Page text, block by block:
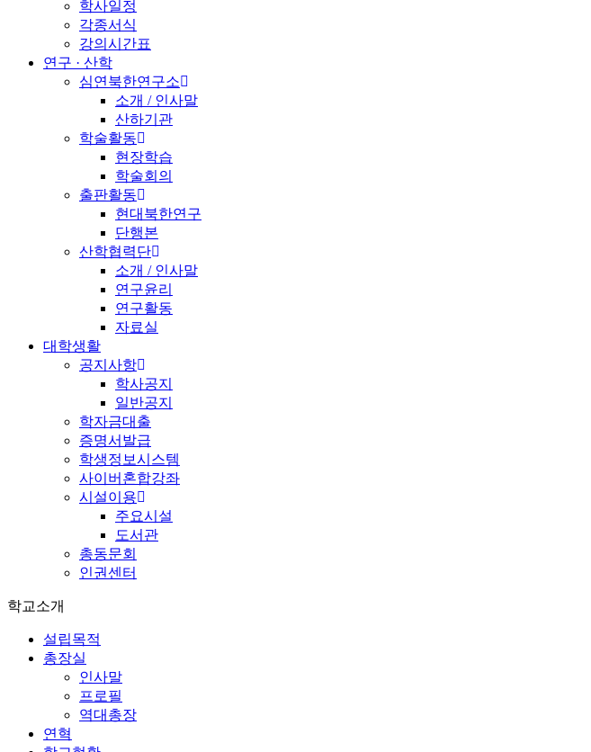
학사일정
각종서식
강의시간표
연구 · 산학
심연북한연구소
소개 / 인사말
산하기관
학술활동
현장학습
학술회의
출판활동
현대북한연구
단행본
산학협력단
소개 / 인사말
연구윤리
연구활동
자료실
대학생활
공지사항
학사공지
일반공지
학자금대출
증명서발급
학생정보시스템
사이버혼합강좌
시설이용
주요시설
도서관
총동문회
인권센터
학교소개
설립목적
총장실
인사말
프로필
역대총장
연혁